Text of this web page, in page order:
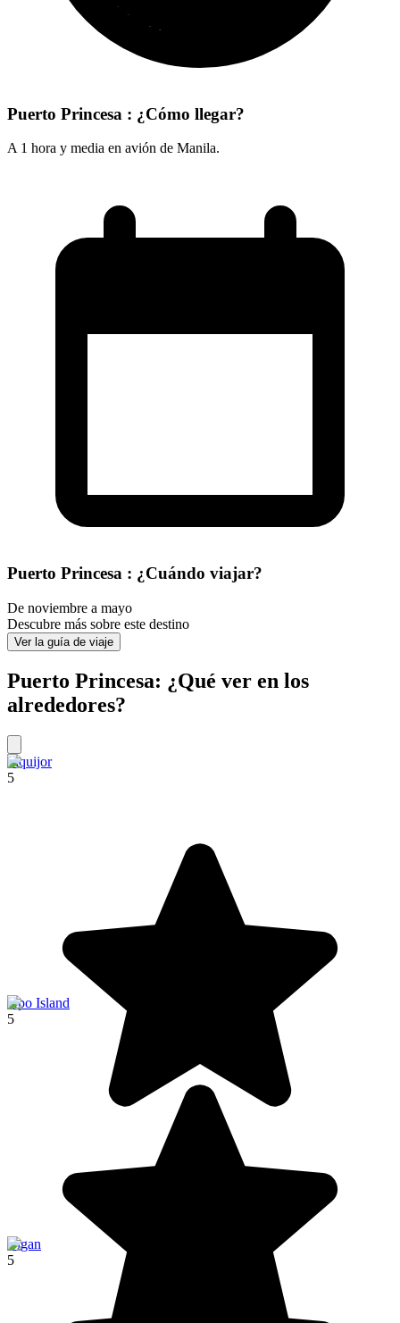
Puerto Princesa : ¿Cómo llegar?
A 1 hora y media en avión de Manila.
Puerto Princesa : ¿Cuándo viajar?
De noviembre a mayo
Descubre más sobre este destino
Ver la guía de viaje
Puerto Princesa: ¿Qué ver en los
alrededores?
Siquijor
5
Apo Island
5
Vigan
5